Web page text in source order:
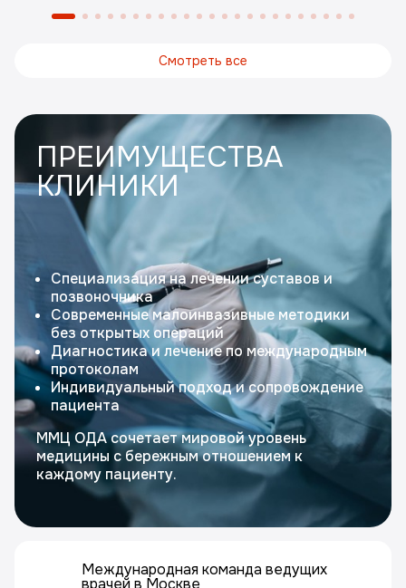
Смотреть все
ПРЕИМУЩЕСТВА
КЛИНИКИ
Специализация на лечении суставов и
позвоночника
Современные малоинвазивные методики
без открытых операций
Диагностика и лечение по международным
протоколам
Индивидуальный подход и сопровождение
пациента
ММЦ ОДА сочетает мировой уровень
медицины с бережным отношением к
каждому пациенту.
Международная команда ведущих
врачей в Москве